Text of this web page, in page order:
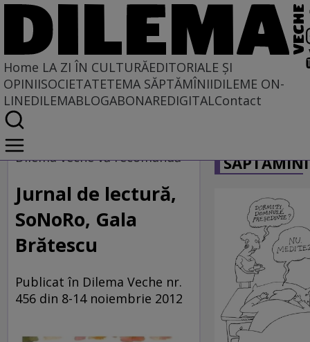
Home LA ZI ÎN CULTURĂEDITORIALE ȘI
OPINIISOCIETATETEMA SĂPTĂMÎNIIDILEME ON-
LINEDILEMABLOGABONAREDIGITALContact
Home
La zi în cultură
Dilema veche vă recomandă
Jurnal de lectură,
SoNoRo, Gala
Brătescu
Publicat în Dilema Veche nr.
456 din 8-14 noiembrie 2012